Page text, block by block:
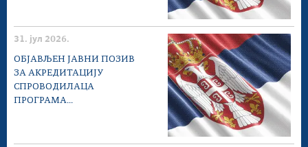
31. јул 2026.
ОБЈАВЉЕН ЈАВНИ ПОЗИВ
ЗА АКРЕДИТАЦИЈУ
СПРОВОДИЛАЦА
ПРОГРАМА...